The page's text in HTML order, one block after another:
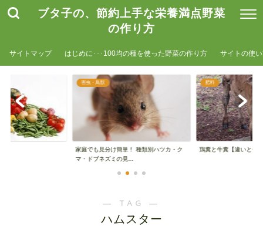
ブタ子の、節約上手な栄養満点野菜
の作り方
サイトマップ はじめに･･･100均の種を使った野菜の作り方 サイトの使
害虫・鳥獣
家庭でも見分け簡単！ 種類別ハツカ・ク
マ・ドブネズミの見...
肥料
鶏糞と牛糞【違いと使
― TAG ―
ハムスター